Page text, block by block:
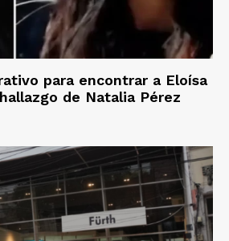
para encontrar a Eloísa
de Natalia Pérez